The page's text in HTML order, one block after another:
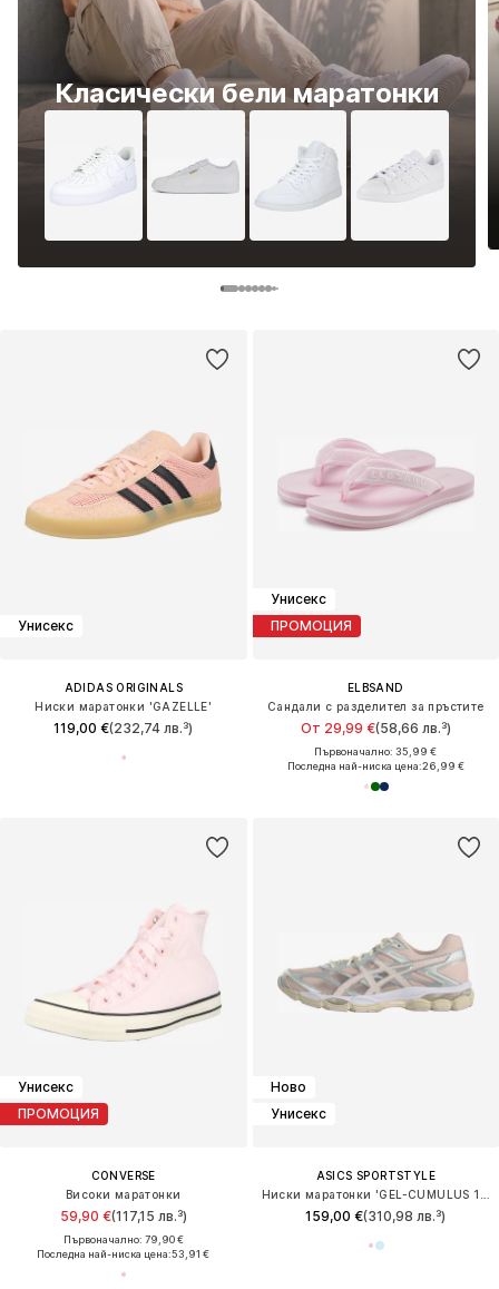
Класически бели маратонки
Унисекс
ADIDAS ORIGINALS
Ниски маратонки 'GAZELLE'
119,00 €(232,74 лв.³)
Унисекс
ПРОМОЦИЯ
ELBSAND
Сандали с разделител за пръстите
От 29,99 €(58,66 лв.³)
Първоначално: 35,99 €
Последна най-ниска цена:26,99 €
Унисекс
ПРОМОЦИЯ
CONVERSE
Високи маратонки
59,90 €(117,15 лв.³)
Първоначално: 79,90 €
Последна най-ниска цена:53,91 €
Ново
Унисекс
ASICS SPORTSTYLE
159,00 €(310,98 лв.³)